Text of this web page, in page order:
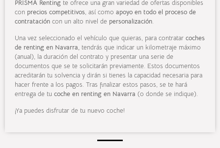
PRISMA Renting te ofrece una gran variedad de ofertas disponibles
con precios competitivos, así como apoyo en todo el proceso de
contratación con un alto nivel de personalización.
Una vez seleccionado el vehículo que quieras, para contratar coches
de renting en Navarra, tendrás que indicar un kilometraje máximo
(anual), la duración del contrato y presentar una serie de
documentos que se te solicitarán previamente. Estos documentos
acreditarán tu solvencia y dirán si tienes la capacidad necesaria para
hacer frente a los pagos. Tras finalizar estos pasos, se te hará
entrega de tu coche en renting en Navarra (o donde se indique).
¡Ya puedes disfrutar de tu nuevo coche!